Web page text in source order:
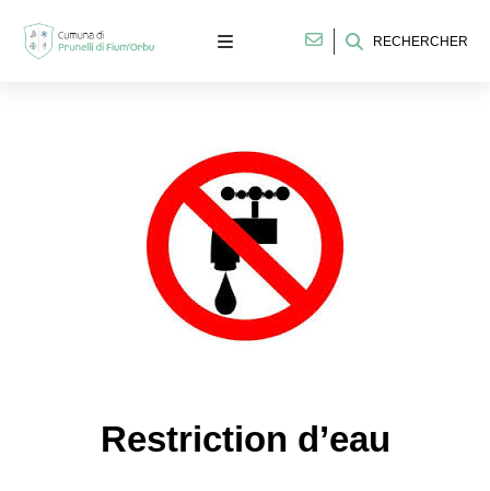
RECHERCHER
Restriction d’eau